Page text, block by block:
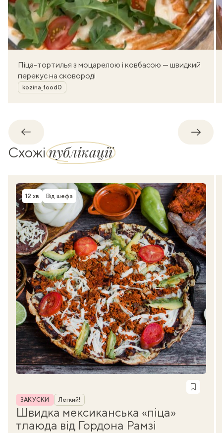
Піца-тортилья з моцарелою і ковбасою — швидкий
перекус на сковороді
Автор
kozina_food0
Назад
Схожіпублікації
Час приготування
12 хв Від шефа
Рубрика
ЗАКУСКИ Легкий!
Швидка мексиканська «піца»
тлаюда від Гордона Рамзі